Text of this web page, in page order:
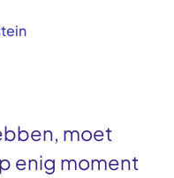
moet
enig moment